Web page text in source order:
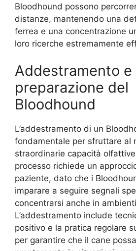
Bloodhound possono
distanze, mantenendo una
ferrea e una concentrazione
loro ricerche estremamente
Addestramento e
preparazione del
Bloodhound
L’addestramento di un
fondamentale per sfruttare al
straordinarie capacità
processo richiede un
paziente, dato che i
imparare a seguire segnali
concentrarsi anche in
L’addestramento include
positivo e la pratica regolare
per garantire che il cane